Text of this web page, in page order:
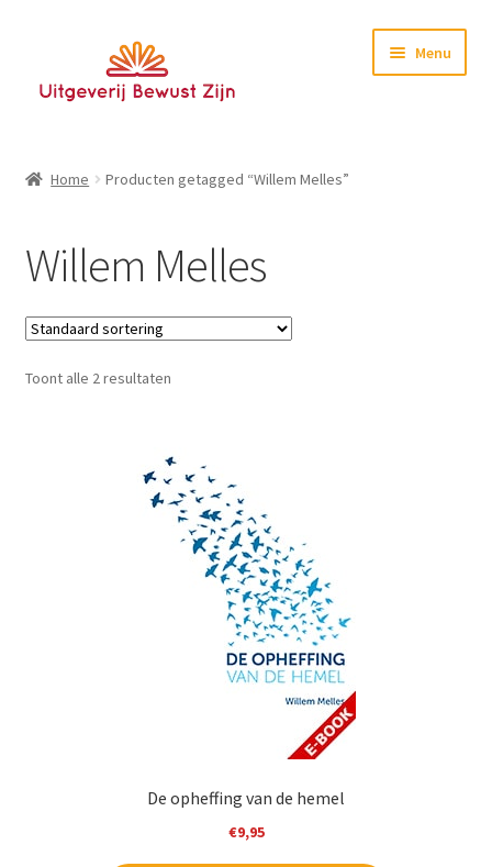
naar
de
Menu
E-books
Nieuwsbrief
Contact
Home Producten getagged “Willem Melles”
Willem Melles
Toont alle 2 resultaten
De opheffing van de hemel
€9,95